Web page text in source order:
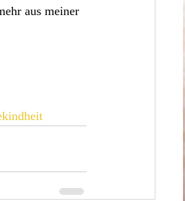
aus meiner